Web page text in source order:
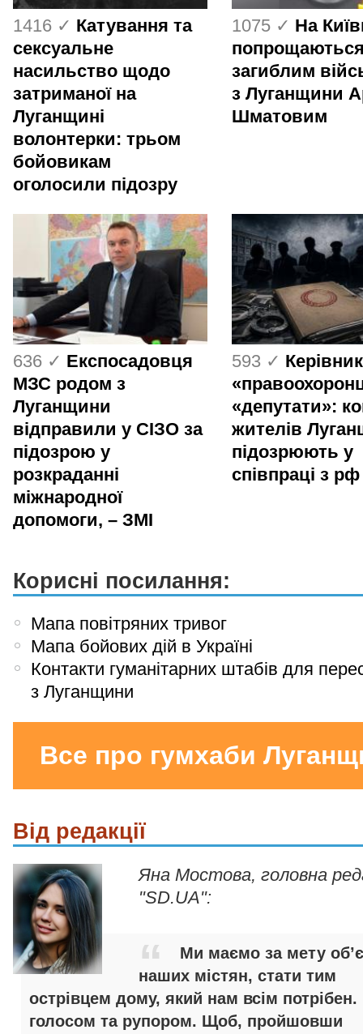
1416 ✓ Катування та
сексуальне
насильство щодо
затриманої на
Луганщині
волонтерки: трьом
бойовикам
оголосили підозру
1075 ✓ На
загиблим
з Луганщини
Шматовим
636 ✓ Експосадовця
МЗС родом з
Луганщини
відправили у СІЗО за
підозрою у
розкраданні
міжнародної
допомоги, – ЗМІ
593 ✓
«депутати»:
жителів
підозрюють у
співпраці з рф
Корисні посилання:
Мапа повітряних тривог
Мапа бойових дій в Україні
Контакти гуманітарних штабів для
з Луганщини
Все про гумхаби
Від редакції
Яна Мостова, головна
"SD.UA":
Ми маємо за мету
наших містян, стати тим
острівцем дому, який нам всім потрібен.
голосом та рупором. Щоб, пройшовши